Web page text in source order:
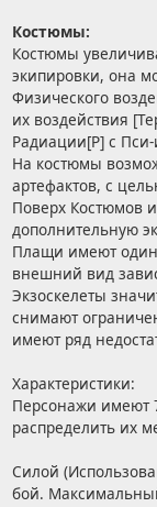
Костюмы:
Костюмы
экипировки, она
Физического
их воздействия
Радиации[Р] с
На костюмы
артефактов, с
Поверх Костюмов
дополнительную
Плащи имеют
внешний вид
Экзоскелеты
снимают
имеют ряд
Характеристики:
Персонажи имеют
распределить их
Силой
бой.